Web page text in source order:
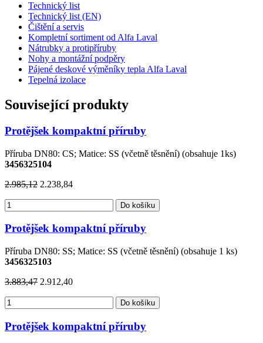
Technický list
Technický list (EN)
Čištění a servis
Kompletní sortiment od Alfa Laval
Nátrubky a protipříruby
Nohy a montážní podpěry
Pájené deskové výměníky tepla Alfa Laval
Tepelná izolace
Související produkty
Protějšek kompaktní příruby
Příruba DN80: CS; Matice: SS (včetně těsnění) (obsahuje 1ks)
3456325104
2.985,12 2.238,84
Do košíku
Protějšek kompaktní příruby
Příruba DN80: SS; Matice: SS (včetně těsnění) (obsahuje 1 ks)
3456325103
3.883,47 2.912,40
Do košíku
Protějšek kompaktní příruby